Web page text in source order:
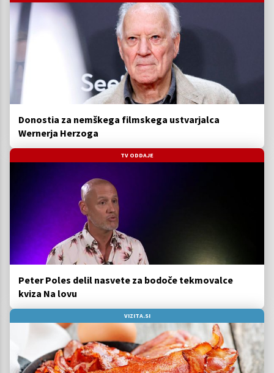
Donostia za nemškega filmskega ustvarjalca
Wernerja Herzoga
TV ODDAJE
Peter Poles delil nasvete za bodoče tekmovalce
kviza Na lovu
VIZITA.SI